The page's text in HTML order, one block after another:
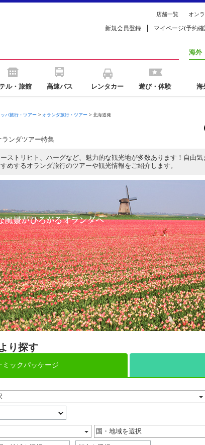
店舗一覧 オン
新規会員登録 マイページ(予約
ル・旅館 高速バス レンタカー 遊び・体験
海外
海
パ旅行・ツアー> オランダ旅行・ツアー> 北海道発
ンダツアー特集
ストリヒト、ハーグなど、魅力的な観光地が多数あります！自由
めするオランダ旅行のツアーや観光情報をご紹介します。
り探す
ミックパッケージ
国・地域を選択